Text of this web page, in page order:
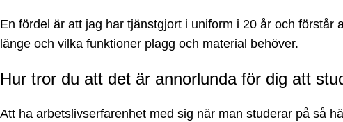
En fördel är att jag har tjänstgjort i uniform i 20 år och
länge och vilka funktioner plagg och material behöver.
Hur tror du att det är annorlunda för dig att
Att ha arbetslivserfarenhet med sig när man studerar på så